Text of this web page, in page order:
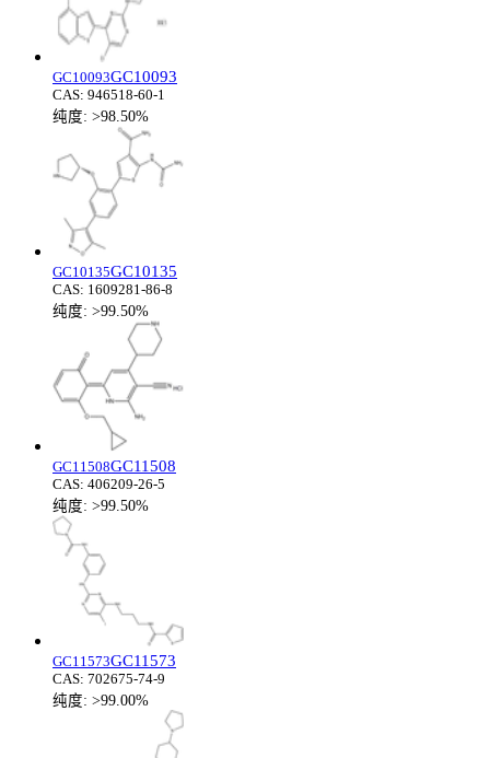
GC10093GC10093
CAS: 946518-60-1
纯度: >98.50%
GC10135GC10135
CAS: 1609281-86-8
纯度: >99.50%
GC11508GC11508
CAS: 406209-26-5
纯度: >99.50%
GC11573GC11573
CAS: 702675-74-9
纯度: >99.00%